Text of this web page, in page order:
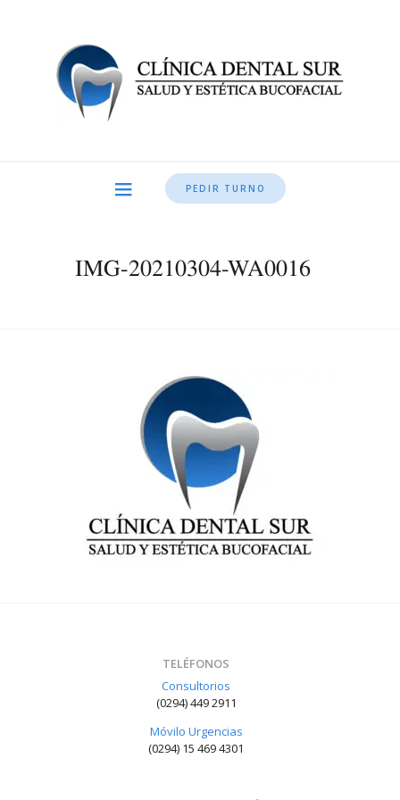
PEDIR TURNO
IMG-20210304-WA0016
TELÉFONOS
Consultorios
(0294) 449 2911
Móvilo Urgencias
(0294) 15 469 4301